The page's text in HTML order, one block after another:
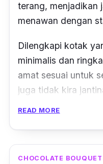
terang, menjadikan
menawan dengan
Dilengkapi kotak
minimalis dan
amat sesuai untuk
juga tidak kira
READ MORE
CHOCOLATE